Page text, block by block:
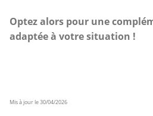
Optez alors pour une
adaptée à votre situation !
Mis à jour le 30/04/2026